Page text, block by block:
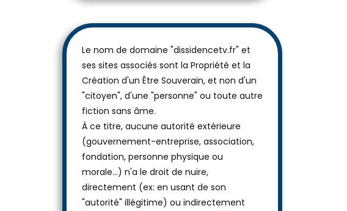
Le nom de domaine "dissidencetv.fr" et
ses sites associés sont la Propriété et la
Création d'un Être Souverain, et non d'un
"citoyen", d'une "personne" ou toute autre
fiction sans âme.
À ce titre, aucune autorité extérieure
(gouvernement-entreprise, association,
fondation, personne physique ou
morale...) n'a le droit de nuire,
directement (ex: en usant de son
"autorité" illégitime) ou indirectement